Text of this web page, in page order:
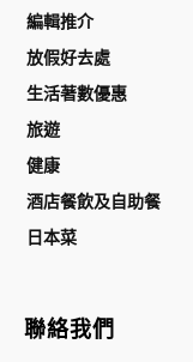
編輯推介
放假好去處
生活著數優惠
旅遊
健康
酒店餐飲及自助餐
日本菜
聯絡我們